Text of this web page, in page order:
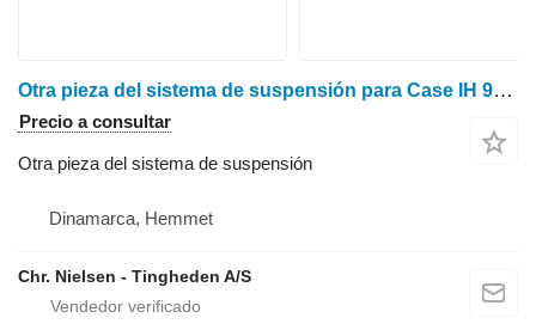
Otra pieza del sistema de suspensión para Case IH 9240
Precio a consultar
Otra pieza del sistema de suspensión
Dinamarca, Hemmet
Chr. Nielsen - Tingheden A/S